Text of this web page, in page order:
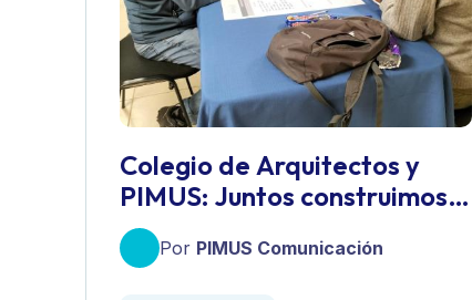
Colegio de Arquitectos y
PIMUS: Juntos construimos
una Ensenada más
sostenible
Por PIMUS Comunicación